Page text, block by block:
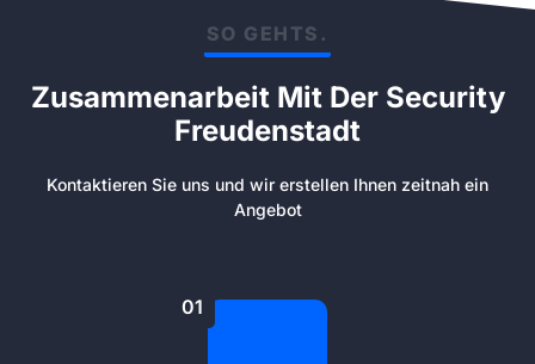
SO GEHTS.
Zusammenarbeit Mit Der Security
Freudenstadt
Kontaktieren Sie uns und wir erstellen Ihnen zeitnah ein
Angebot
01